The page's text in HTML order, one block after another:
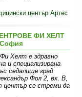
център Артес
ФИ ХЕЛТ
Хелт е здравно
и специализирана
седалище град
Фол 2, вх. В,
център се стреми да